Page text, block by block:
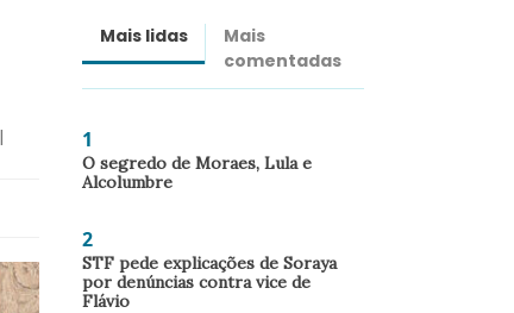
Mais lidas
Mais
comentadas
1
O segredo de Moraes, Lula e
Alcolumbre
2
STF pede explicações de Soraya
por denúncias contra vice de
Flávio